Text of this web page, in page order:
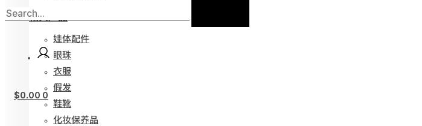
相关产品
娃体配件
眼珠
衣服
假发
鞋靴
化妆保养品
$0.00 0